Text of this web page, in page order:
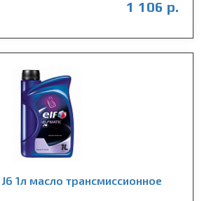
1 106 р.
J6 1л масло трансмиссионное